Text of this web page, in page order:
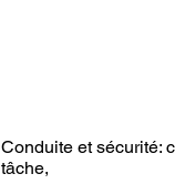
Conduite et sécurité:
tâche,